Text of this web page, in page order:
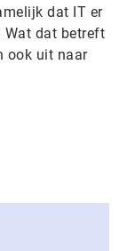
dat IT er
Wat dat betreft
ook uit naar